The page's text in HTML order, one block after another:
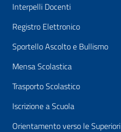
Interpelli Docenti
Registro Elettronico
Sportello Ascolto e Bullismo
Mensa Scolastica
Trasporto Scolastico
Iscrizione a Scuola
Orientamento verso le Superiori